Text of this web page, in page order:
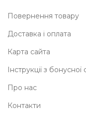
Повернення товару
Доставка і оплата
Карта сайта
Інструкції з
Про нас
Контакти